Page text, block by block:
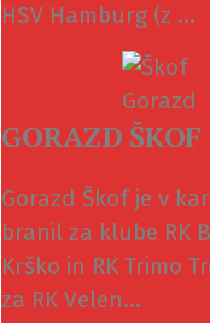
HSV Hamburg (z ...
GORAZD ŠKOF
Gorazd Škof je v
branil za klube RK
Krško in RK Trimo
za RK Velen...